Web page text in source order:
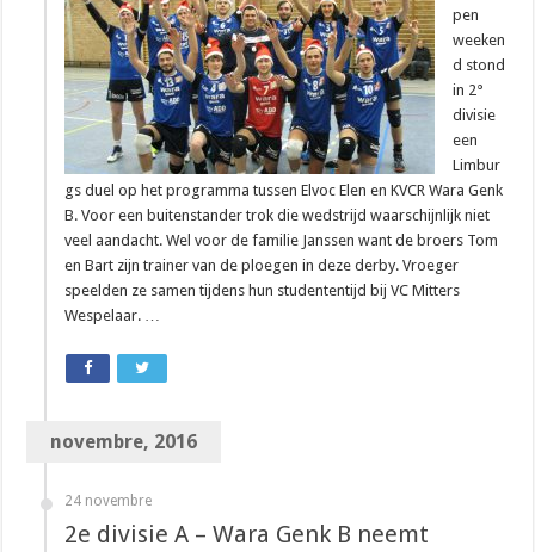
pen
weeken
d stond
in 2°
divisie
een
Limbur
gs duel op het programma tussen Elvoc Elen en KVCR Wara Genk
B. Voor een buitenstander trok die wedstrijd waarschijnlijk niet
veel aandacht. Wel voor de familie Janssen want de broers Tom
en Bart zijn trainer van de ploegen in deze derby. Vroeger
speelden ze samen tijdens hun studententijd bij VC Mitters
Wespelaar. …
novembre, 2016
24 novembre
2e divisie A – Wara Genk B neemt